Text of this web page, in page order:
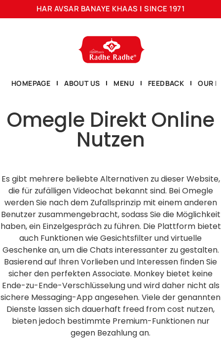
HAR AVSAR BANAYE KHAAS | SINCE 1971
HOMEPAGE ABOUT US MENU FEEDBACK OUR
Omegle Direkt Online
Nutzen
Es gibt mehrere beliebte Alternativen zu dieser Website,
die für zufälligen Videochat bekannt sind. Bei Omegle
werden Sie nach dem Zufallsprinzip mit einem anderen
Benutzer zusammengebracht, sodass Sie die Möglichkeit
haben, ein Einzelgespräch zu führen. Die Plattform bietet
auch Funktionen wie Gesichtsfilter und virtuelle
Geschenke an, um die Chats interessanter zu gestalten.
Basierend auf Ihren Vorlieben und Interessen finden Sie
sicher den perfekten Associate. Monkey bietet keine
Ende-zu-Ende-Verschlüsselung und wird daher nicht als
sichere Messaging-App angesehen. Viele der genannten
Dienste lassen sich dauerhaft freed from cost nutzen,
bieten jedoch bestimmte Premium-Funktionen nur
gegen Bezahlung an.